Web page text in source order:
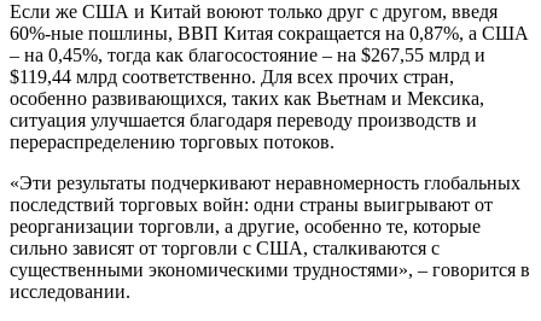
Если же США и Китай воюют только друг с другом, введя
60%-ные пошлины, ВВП Китая сокращается на 0,87%, а США
– на 0,45%, тогда как благосостояние – на $267,55 млрд и
$119,44 млрд соответственно. Для всех прочих стран,
особенно развивающихся, таких как Вьетнам и Мексика,
ситуация улучшается благодаря переводу производств и
перераспределению торговых потоков.
«Эти результаты подчеркивают неравномерность глобальных
последствий торговых войн: одни страны выигрывают от
реорганизации торговли, а другие, особенно те, которые
сильно зависят от торговли с США, сталкиваются с
существенными экономическими трудностями», – говорится в
исследовании.